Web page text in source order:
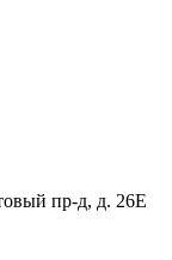
пр-д, д. 26Е